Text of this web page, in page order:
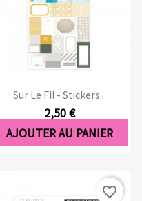
Sur Le Fil - Stickers...
2,50 €
AJOUTER AU PANIER
favorite_border